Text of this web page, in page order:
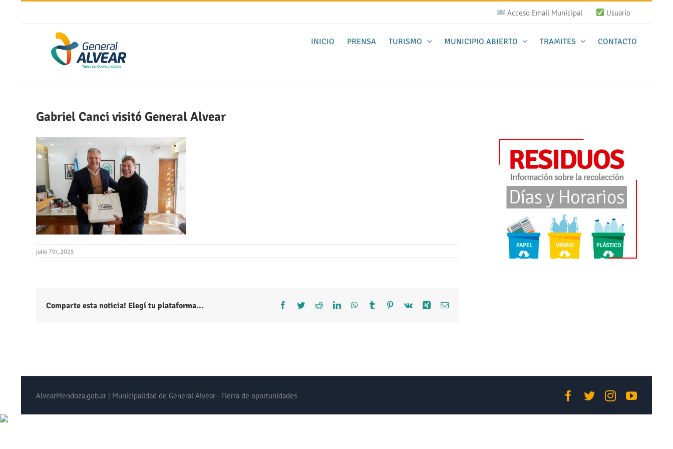
contenido
Acceso Email Municipal Usuario
INICIO PRENSA TURISMO MUNICIPIO ABIERTO TRAMITES CONTACTO
Gabriel Canci visitó General Alvear
julio 7th, 2025
Comparte esta noticia! Elegí tu plataforma... Facebook
TwitterRedditLinkedInWhatsApp
Tumblr Pinterest
Vk Xing Correo
AlvearMendoza.gob.ar | Municipalidad de General Alvear - Tierra de oportunidades Facebook
TwitterInstagram